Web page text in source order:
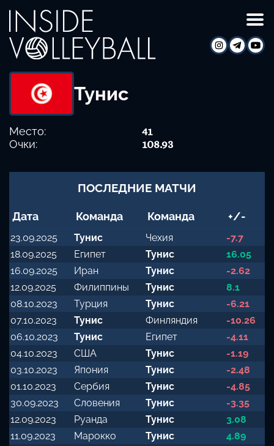
Тунис
Место:
41
Очки:
108.93
ПОСЛЕДНИЕ МАТЧИ
Дата Команда Команда +/-
23.09.2025 Тунис Чехия
-7.7
18.09.2025
Египет Тунис
16.05
16.09.2025
Иран Тунис
-2.62
12.09.2025
Филиппины Тунис
8.1
08.10.2023
Турция Тунис
-6.21
07.10.2023
Тунис Финляндия
-10.26
06.10.2023
Тунис Египет
-4.11
04.10.2023
США Тунис
-1.19
03.10.2023
Япония Тунис
-2.48
01.10.2023
Сербия Тунис
-4.85
30.09.2023
Словения Тунис
-3.35
12.09.2023
Руанда Тунис
3.08
11.09.2023
Марокко Тунис
4.89